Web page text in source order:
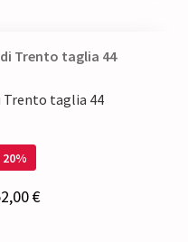
Trento taglia 44
20%
€Il